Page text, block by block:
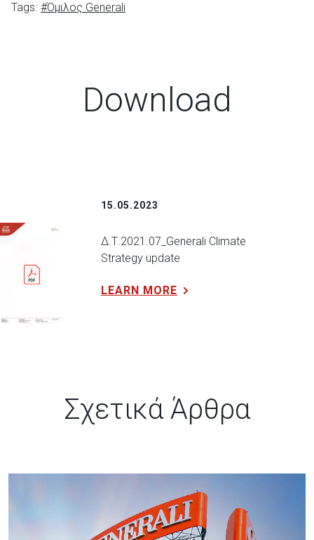
Tags: #Όμιλος Generali
Download
15.05.2023
Δ.Τ.2021.07_Generali Climate
Strategy update
LEARN MORE
Σχετικά Άρθρα